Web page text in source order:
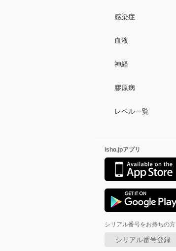
感染症
血液
神経
膠原病
レベル一覧
isho.jpアプリ
シリアル番号をお持ちの方
シリアル番号登録